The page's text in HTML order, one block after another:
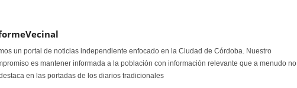
un portal de noticias independiente enfocado en la Ciudad de Córdoba. Nuestro
es mantener informada a la población con información relevante que a menudo no
en las portadas de los diarios tradicionales